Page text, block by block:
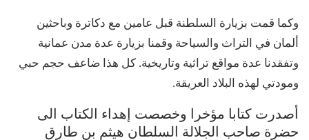
وكما قمت بزيارة السلطنة قبل عامين مع دكاترة وباحثين
ألمان في التراث والسياحة وقمنا بزيارة عدة مدن عمانية
وتفقدنا عدة مواقع تراثية وتاريخية. كل هذا ضاعف حجم حبي
ومودتي لهذه البلاد العريقة.
أصدرت كتابا مؤخرا وخصصت إهداء الكتاب الى
حضرة صاحب الجلالة السلطان هيثم بن طارق